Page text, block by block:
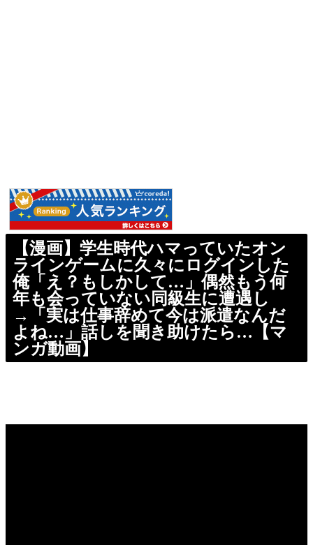
【漫画】学生時代ハマっていたオン
ラインゲームに久々にログインした
俺「え？もしかして…」偶然もう何
年も会っていない同級生に遭遇し
→「実は仕事辞めて今は派遣なんだ
よね…」話しを聞き助けたら…【マ
ンガ動画】